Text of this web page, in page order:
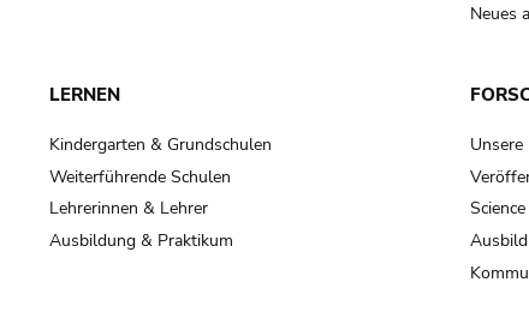
Neues
LERNEN
Kindergarten & Grundschulen
Weiterführende Schulen
Lehrerinnen & Lehrer
Ausbildung & Praktikum